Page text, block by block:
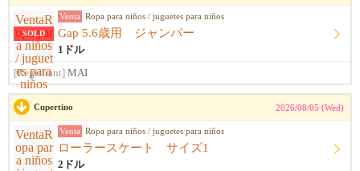
SOLD
Venta Ropa para niños / juguetes para niños
Gap 5.6歳用 ジャンパー
1ドル
[Registrant] MAI
Cupertino 2026/08/05 (Wed)
Venta Ropa para niños / juguetes para niños
ローラースケート サイズ1
2ドル